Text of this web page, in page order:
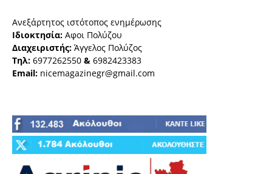
Ανεξάρτητος ιστότοπος ενημέρωσης
Ιδιοκτησία: Αφοι Πολύζου
Διαχειριστής: Άγγελος Πολύζος
Τηλ: 6977262550 & 6982423383
Email: nicemagazinegr@gmail.com